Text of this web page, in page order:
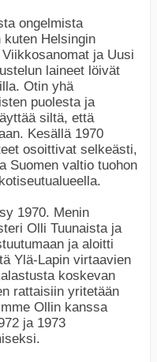
ongelmista
kuten Helsingin
ja Uusi
laineet löivät
Otin yhä
puolesta ja
siltä, että
Kesällä 1970
osoittivat selkeästi,
Suomen valtio tuohon
1970. Menin
Olli Tuunaista ja
ja aloitti
Ylä-Lapin virtaavien
koskevan
rattaisiin yritetään
Ollin kanssa
ja 1973